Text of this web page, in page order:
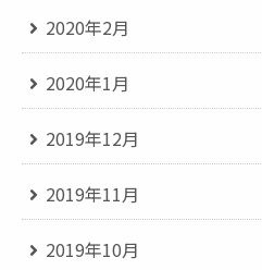
2020年2月
2020年1月
2019年12月
2019年11月
2019年10月